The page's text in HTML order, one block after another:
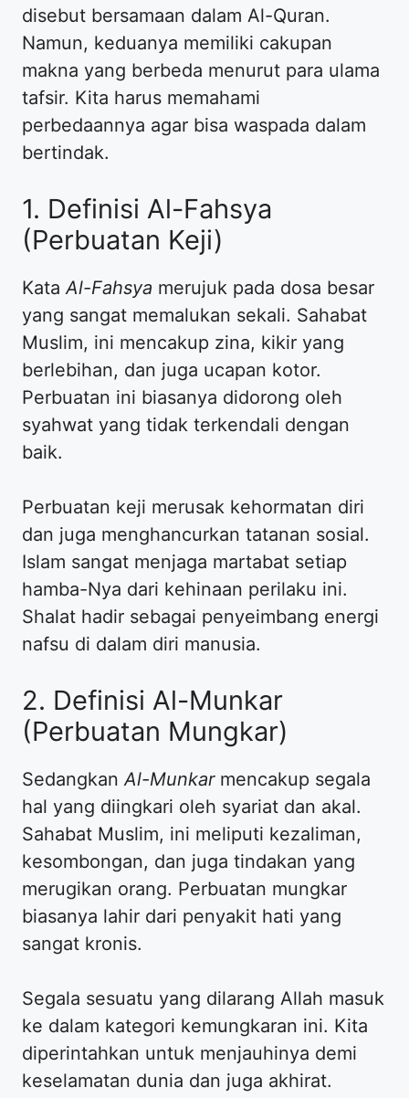
disebut bersamaan dalam Al-Quran.
Namun, keduanya memiliki cakupan
makna yang berbeda menurut para ulama
tafsir. Kita harus memahami
perbedaannya agar bisa waspada dalam
bertindak.
1. Definisi Al-Fahsya
(Perbuatan Keji)
Kata Al-Fahsya merujuk pada dosa besar
yang sangat memalukan sekali. Sahabat
Muslim, ini mencakup zina, kikir yang
berlebihan, dan juga ucapan kotor.
Perbuatan ini biasanya didorong oleh
syahwat yang tidak terkendali dengan
baik.
Perbuatan keji merusak kehormatan diri
dan juga menghancurkan tatanan sosial.
Islam sangat menjaga martabat setiap
hamba-Nya dari kehinaan perilaku ini.
Shalat hadir sebagai penyeimbang energi
nafsu di dalam diri manusia.
2. Definisi Al-Munkar
(Perbuatan Mungkar)
Sedangkan Al-Munkarmencakup segala
hal yang diingkari oleh syariat dan akal.
Sahabat Muslim, ini meliputi kezaliman,
kesombongan, dan juga tindakan yang
merugikan orang. Perbuatan mungkar
biasanya lahir dari penyakit hati yang
sangat kronis.
Segala sesuatu yang dilarang Allah masuk
ke dalam kategori kemungkaran ini. Kita
diperintahkan untuk menjauhinya demi
keselamatan dunia dan juga akhirat.